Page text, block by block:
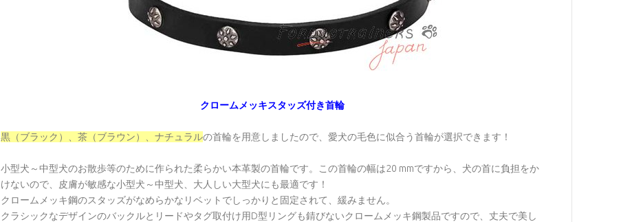
クロームメッキスタッズ付き首輪
黒（ブラック）、茶（ブラウン）、ナチュラルの首輪を用意しましたので、愛犬の毛色に似合う首輪が選択できます！
小型犬～中型犬のお散歩等のために作られた柔らかい本革製の首輪です。この首輪の幅は20 mmですから、犬の首に負担をか
けないので、皮膚が敏感な小型犬～中型犬、大人しい大型犬にも最適です！
クロームメッキ鋼のスタッズがなめらかなリベットでしっかりと固定されて、緩みません。
クラシックなデザインのバックルとリードやタグ取付け用D型リングも錆びないクロームメッキ鋼製品ですので、丈夫で美し